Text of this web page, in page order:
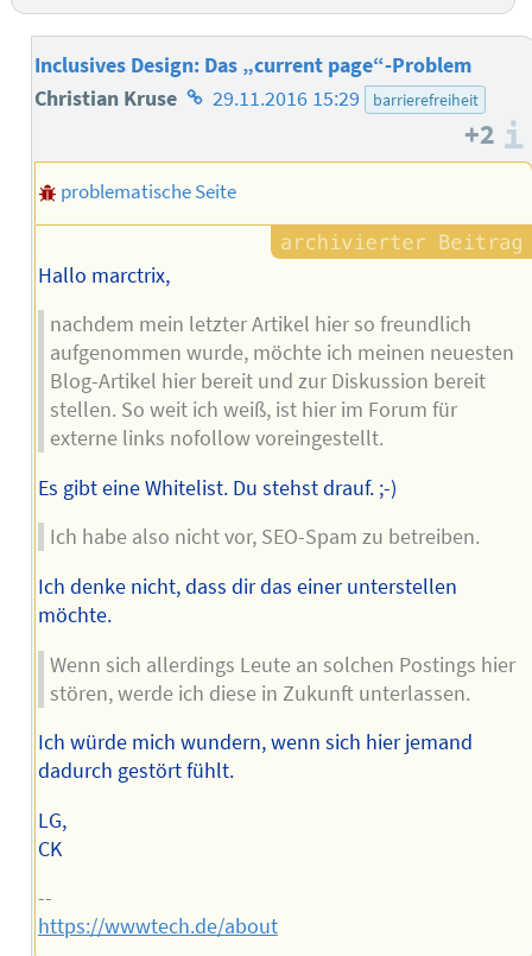
Inclusives Design: Das „current page“-Problem
Christian Kruse Homepage
Autors
29.11.2016 15:29 barrierefreiheit
+2
problematische Seite
Hallo marctrix,
nachdem mein letzter Artikel hier so freundlich
aufgenommen wurde, möchte ich meinen neuesten
Blog-Artikel hier bereit und zur Diskussion bereit
stellen. So weit ich weiß, ist hier im Forum für
externe links nofollow voreingestellt.
Es gibt eine Whitelist. Du stehst drauf. ;-)
Ich habe also nicht vor, SEO-Spam zu betreiben.
Ich denke nicht, dass dir das einer unterstellen
möchte.
Wenn sich allerdings Leute an solchen Postings hier
stören, werde ich diese in Zukunft unterlassen.
Ich würde mich wundern, wenn sich hier jemand
dadurch gestört fühlt.
LG,
CK
--
https://wwwtech.de/about